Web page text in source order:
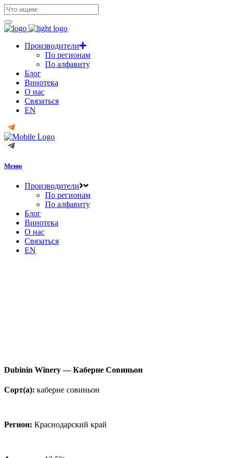
Производители
По регионам
По алфавиту
Блог
Винотека
О нас
Связаться
EN
Меню
Производители
По регионам
По алфавиту
Блог
Винотека
О нас
Связаться
EN
Dubinin Winery — Каберне Совиньон
Сорт(а): каберне совиньон
Регион: Краснодарский край